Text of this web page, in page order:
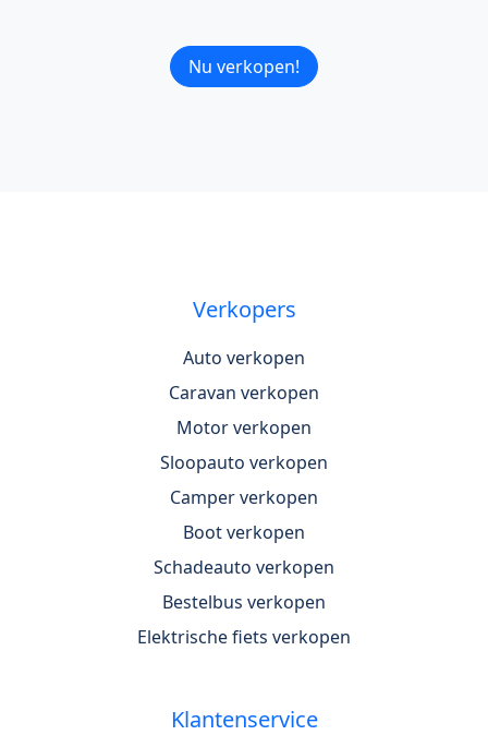
Nu verkopen!
Verkopers
Auto verkopen
Caravan verkopen
Motor verkopen
Sloopauto verkopen
Camper verkopen
Boot verkopen
Schadeauto verkopen
Bestelbus verkopen
Elektrische fiets verkopen
Klantenservice